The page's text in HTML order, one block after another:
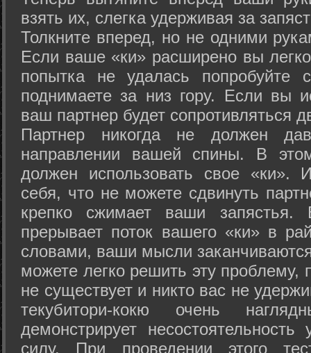
взять их, слегка удерживая за
Толкните вперед, но не одними
Если ваше «ки» расширено вы
попытка не удалась попробуйте
поднимаете за низ гору. Если вы
ваш партнер будет сопротивляться
Партнер никогда не должен
направлении вашей спины. В
должен использовать свое «ки».
себя, что не можете сдвинуть
крепко сжимает ваши запястья.
прерывает поток вашего «ки» в
словами, ваши мысли
можете легко решить эту проблему,
не существует и никто вас не
текубитори-кокю очень
демонстрирует
силу. При проведении этого